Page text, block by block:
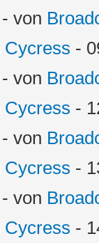
- von
Cycress -
- von
Cycress -
- von
Cycress -
- von
Cycress -